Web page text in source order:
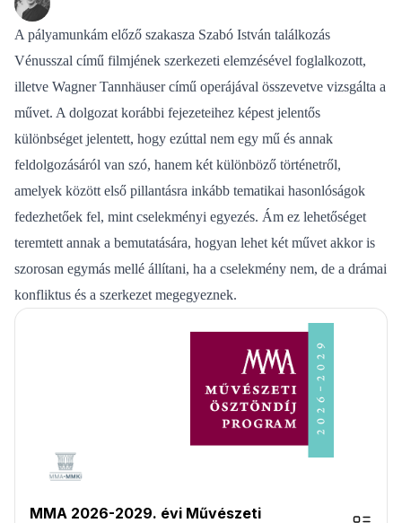
A pályamunkám előző szakasza Szabó István találkozás
Vénusszal című filmjének szerkezeti elemzésével foglalkozott,
illetve Wagner Tannhäuser című operájával összevetve vizsgálta a
művet. A dolgozat korábbi fejezeteihez képest jelentős
különbséget jelentett, hogy ezúttal nem egy mű és annak
feldolgozásáról van szó, hanem két különböző történetről,
amelyek között első pillantásra inkább tematikai hasonlóságok
fedezhetőek fel, mint cselekményi egyezés. Ám ez lehetőséget
teremtett annak a bemutatására, hogyan lehet két művet akkor is
szorosan egymás mellé állítani, ha a cselekmény nem, de a drámai
konfliktus és a szerkezet megegyeznek.
MMA 2026-2029. évi Művészeti